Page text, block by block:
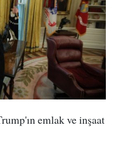
emlak ve inşaat